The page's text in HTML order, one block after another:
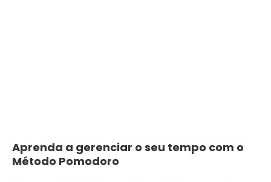
Aprenda a gerenciar o seu tempo com o
Método Pomodoro